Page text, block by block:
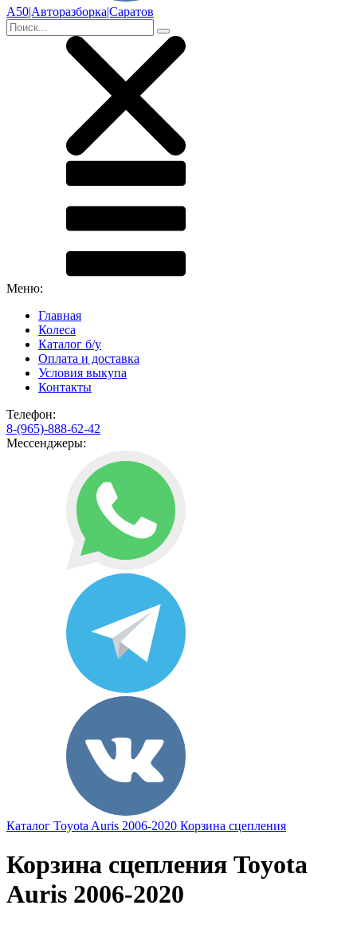
А50|Авторазборка|Саратов
Меню:
Главная
Колеса
Каталог б/у
Оплата и доставка
Условия выкупа
Контакты
Телефон:
8-(965)-888-62-42
Мессенджеры:
Каталог Toyota Auris 2006-2020 Корзина сцепления
Корзина сцепления Toyota
Auris 2006-2020